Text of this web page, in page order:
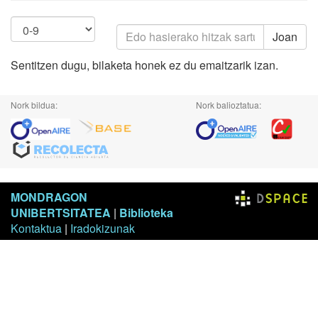
Joan
Sentitzen dugu, bilaketa honek ez du emaitzarik izan.
Nork bildua: Nork balioztatua:
MONDRAGON
UNIBERTSITATEA | Biblioteka
Kontaktua | Iradokizunak